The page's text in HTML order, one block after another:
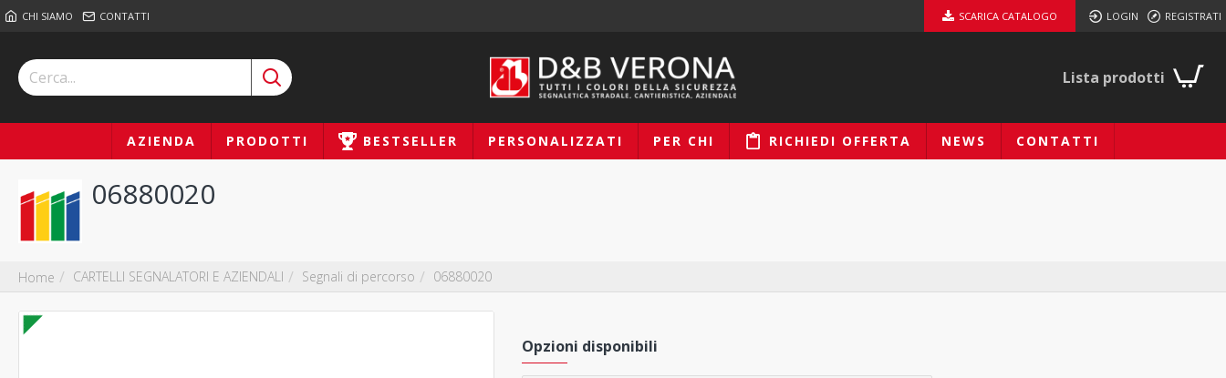
CHI SIAMO CONTATTI SCARICA CATALOGO LOGIN REGISTRATI
Lista prodotti
AZIENDA PRODOTTI BESTSELLER PERSONALIZZATI PER CHI RICHIEDI OFFERTA NEWS CONTATTI
Home CARTELLI SEGNALATORI E AZIENDALI Segnali di percorso 06880020
06880020
Opzioni disponibili